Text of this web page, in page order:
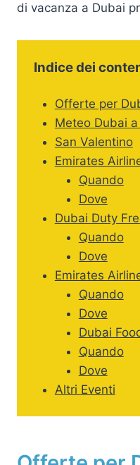
di vacanza a Dubai
Indice dei
Offerte per
Meteo Dubai
San Valentino
Emirates
Quando
Dove
Dubai Duty
Quando
Dove
Emirates
Quando
Dove
Dubai
Quando
Dove
Altri Eventi